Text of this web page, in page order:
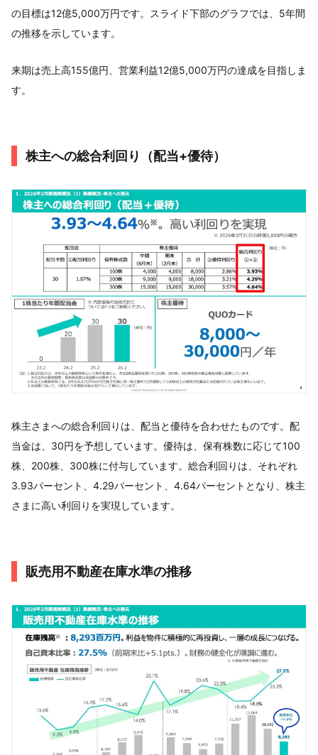
の目標は12億5,000万円です。スライド下部のグラフでは、5年間
の推移を示しています。
来期は売上高155億円、営業利益12億5,000万円の達成を目指しま
す。
株主への総合利回り（配当+優待）
株主さまへの総合利回りは、配当と優待を合わせたものです。配
当金は、30円を予想しています。優待は、保有株数に応じて100
株、200株、300株に付与しています。総合利回りは、それぞれ
3.93パーセント、4.29パーセント、4.64パーセントとなり、株主
さまに高い利回りを実現しています。
販売用不動産在庫水準の推移